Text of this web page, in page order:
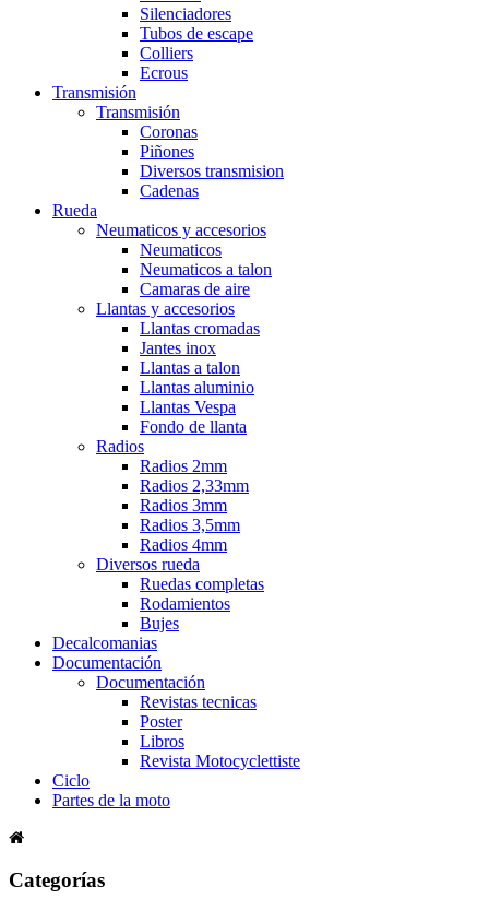
Silenciadores
Tubos de escape
Colliers
Ecrous
Transmisión
Transmisión
Coronas
Piñones
Diversos transmision
Cadenas
Rueda
Neumaticos y accesorios
Neumaticos
Neumaticos a talon
Camaras de aire
Llantas y accesorios
Llantas cromadas
Jantes inox
Llantas a talon
Llantas aluminio
Llantas Vespa
Fondo de llanta
Radios
Radios 2mm
Radios 2,33mm
Radios 3mm
Radios 3,5mm
Radios 4mm
Diversos rueda
Ruedas completas
Rodamientos
Bujes
Decalcomanias
Documentación
Documentación
Revistas tecnicas
Poster
Libros
Revista Motocyclettiste
Ciclo
Partes de la moto
Categorías